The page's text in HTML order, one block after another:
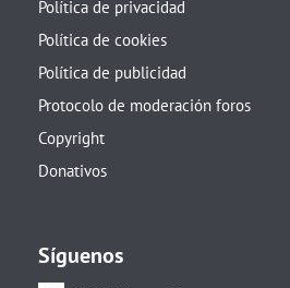
Política de privacidad
Política de cookies
Política de publicidad
Protocolo de moderación foros
Copyright
Donativos
Síguenos